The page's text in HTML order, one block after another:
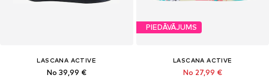
LASCANA ACTIVE
No 39,99 €
PIEDĀVĀJUMS
LASCANA ACTIVE
No 27,99 €